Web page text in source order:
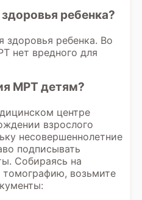
ребенка?
здоровья ребенка. Во
нет вредного для
МРТ детям?
центре
взрослого
несовершеннолетние
подписывать
Собираясь на
томографию, возьмите